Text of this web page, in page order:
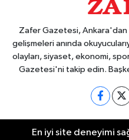
Zafer Gazetesi, Ankara'dan
gelişmeleri anında
olayları, siyaset, ekonomi,
Gazetesi'ni takip edin.
Nöbetçi Eczaneler
En iyi site deneyimi